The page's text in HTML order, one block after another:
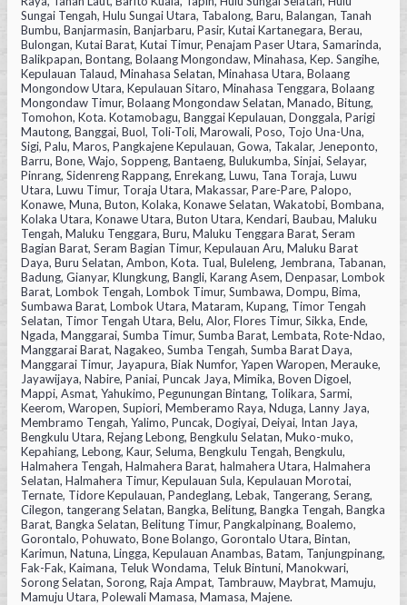
Sungai Tengah, Hulu Sungai Utara, Tabalong, Baru, Balangan, Tanah
Bumbu, Banjarmasin, Banjarbaru, Pasir, Kutai Kartanegara, Berau,
Bulongan, Kutai Barat, Kutai Timur, Penajam Paser Utara, Samarinda,
Balikpapan, Bontang, Bolaang Mongondaw, Minahasa, Kep. Sangihe,
Kepulauan Talaud, Minahasa Selatan, Minahasa Utara, Bolaang
Mongondow Utara, Kepulauan Sitaro, Minahasa Tenggara, Bolaang
Mongondaw Timur, Bolaang Mongondaw Selatan, Manado, Bitung,
Tomohon, Kota. Kotamobagu, Banggai Kepulauan, Donggala, Parigi
Mautong, Banggai, Buol, Toli-Toli, Marowali, Poso, Tojo Una-Una,
Sigi, Palu, Maros, Pangkajene Kepulauan, Gowa, Takalar, Jeneponto,
Barru, Bone, Wajo, Soppeng, Bantaeng, Bulukumba, Sinjai, Selayar,
Pinrang, Sidenreng Rappang, Enrekang, Luwu, Tana Toraja, Luwu
Utara, Luwu Timur, Toraja Utara, Makassar, Pare-Pare, Palopo,
Konawe, Muna, Buton, Kolaka, Konawe Selatan, Wakatobi, Bombana,
Kolaka Utara, Konawe Utara, Buton Utara, Kendari, Baubau, Maluku
Tengah, Maluku Tenggara, Buru, Maluku Tenggara Barat, Seram
Bagian Barat, Seram Bagian Timur, Kepulauan Aru, Maluku Barat
Daya, Buru Selatan, Ambon, Kota. Tual, Buleleng, Jembrana, Tabanan,
Badung, Gianyar, Klungkung, Bangli, Karang Asem, Denpasar, Lombok
Barat, Lombok Tengah, Lombok Timur, Sumbawa, Dompu, Bima,
Sumbawa Barat, Lombok Utara, Mataram, Kupang, Timor Tengah
Selatan, Timor Tengah Utara, Belu, Alor, Flores Timur, Sikka, Ende,
Ngada, Manggarai, Sumba Timur, Sumba Barat, Lembata, Rote-Ndao,
Manggarai Barat, Nagakeo, Sumba Tengah, Sumba Barat Daya,
Manggarai Timur, Jayapura, Biak Numfor, Yapen Waropen, Merauke,
Jayawijaya, Nabire, Paniai, Puncak Jaya, Mimika, Boven Digoel,
Mappi, Asmat, Yahukimo, Pegunungan Bintang, Tolikara, Sarmi,
Keerom, Waropen, Supiori, Memberamo Raya, Nduga, Lanny Jaya,
Membramo Tengah, Yalimo, Puncak, Dogiyai, Deiyai, Intan Jaya,
Bengkulu Utara, Rejang Lebong, Bengkulu Selatan, Muko-muko,
Kepahiang, Lebong, Kaur, Seluma, Bengkulu Tengah, Bengkulu,
Halmahera Tengah, Halmahera Barat, halmahera Utara, Halmahera
Selatan, Halmahera Timur, Kepulauan Sula, Kepulauan Morotai,
Ternate, Tidore Kepulauan, Pandeglang, Lebak, Tangerang, Serang,
Cilegon, tangerang Selatan, Bangka, Belitung, Bangka Tengah, Bangka
Barat, Bangka Selatan, Belitung Timur, Pangkalpinang, Boalemo,
Gorontalo, Pohuwato, Bone Bolango, Gorontalo Utara, Bintan,
Karimun, Natuna, Lingga, Kepulauan Anambas, Batam, Tanjungpinang,
Fak-Fak, Kaimana, Teluk Wondama, Teluk Bintuni, Manokwari,
Sorong Selatan, Sorong, Raja Ampat, Tambrauw, Maybrat, Mamuju,
Mamuju Utara, Polewali Mamasa, Mamasa, Majene.